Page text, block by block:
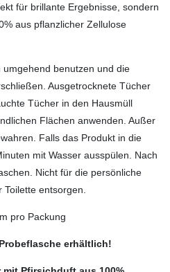
für brillante Ergebnisse, sondern
aus pflanzlicher Zellulose
benutzen und die
Ausgetrocknete Tücher
Tücher in den Hausmüll
Flächen anwenden. Außer
Falls das Produkt in die
mit Wasser ausspülen. Nach
Nicht für die persönliche
entsorgen.
pro Packung
erhältlich!